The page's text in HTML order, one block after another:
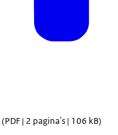
(PDF | 2 pagina's | 106 kB)